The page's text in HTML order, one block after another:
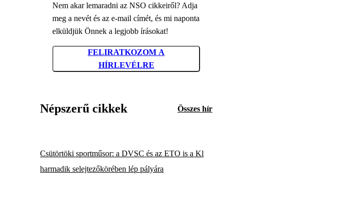
Nem akar lemaradni az NSO cikkeiről? Adja
meg a nevét és az e-mail címét, és mi naponta
elküldjük Önnek a legjobb írásokat!
FELIRATKOZOM A
HÍRLEVÉLRE
Népszerű cikkek Összes hír
Csütörtöki sportműsor: a DVSC és az ETO is a Kl
harmadik selejtezőkörében lép pályára